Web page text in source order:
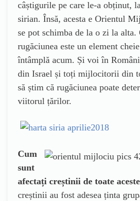
câștigurile pe care le-a obținut,
sirian. Însă, acesta e Orientul
se pot schimba de la o zi la alta.
rugăciunea este un element
întâmplă acum. Și voi în
din Israel și toți mijlocitorii din
să știm că rugăciunea poate
viitorul țărilor.
Cum
sunt
afectați creștinii de toate
creștinii au fost adesea ținta